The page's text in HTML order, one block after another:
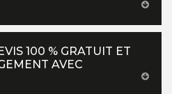
100 % GRATUIT ET
AVEC